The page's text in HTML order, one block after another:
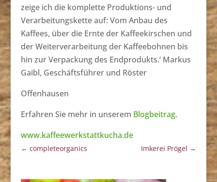
zeige ich die komplette Produktions- und
Verarbeitungskette auf: Vom Anbau des
Kaffees, über die Ernte der Kaffeekirschen und
der Weiterverarbeitung der Kaffeebohnen bis
hin zur Verpackung des Endprodukts.‘ Markus
Gaibl, Geschäftsführer und Röster
Offenhausen
Erfahren Sie mehr in unserem Blogbeitrag.
www.kaffeewerkstattkucha.de
← completeorganics Imkerei Prögel →